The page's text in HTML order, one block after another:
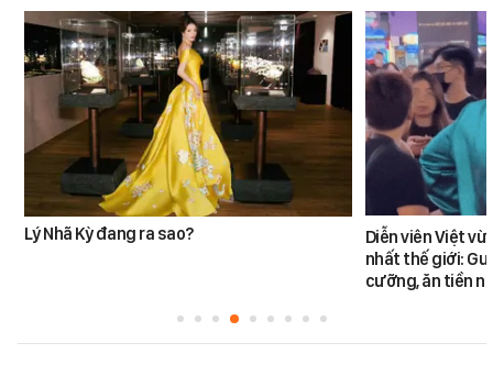
Lý Nhã Kỳ đang ra sao?
Diễn viên Việt
nhất thế giới:
cưỡng, ăn tiền